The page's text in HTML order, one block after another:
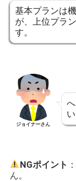
基本プランは
が、上位プラ
す。
ジョイナーさん
NGポイント ：
ん。